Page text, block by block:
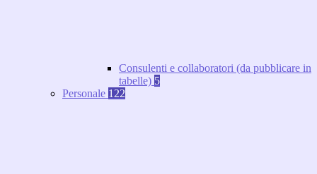
Consulenti e collaboratori (da pubblicare in
tabelle) 5
Personale 122